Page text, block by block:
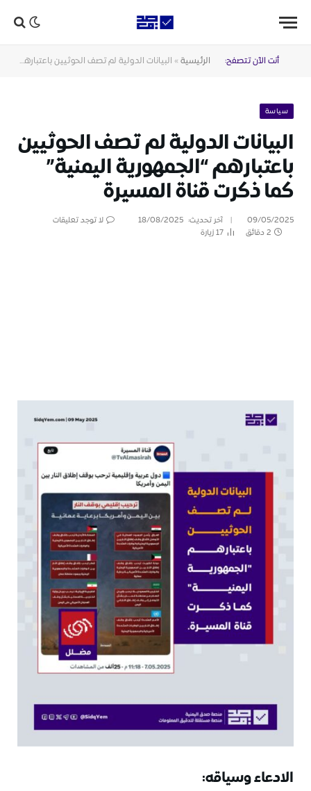
أنت الآن تتصفح: الرئيسية » البيانات الدولية لم تصف الحوثيين باعتبارهم “الجمهورية اليمنية” كما ذكرت قناة المسيرة
سياسة
البيانات الدولية لم تصف الحوثيين
باعتبارهم “الجمهورية اليمنية”
كما ذكرت قناة المسيرة
09/05/2025 آخر تحديث: 18/08/2025
لا توجد تعليقات
2 دقائق
17زيارة
الادعاء وسياقه: